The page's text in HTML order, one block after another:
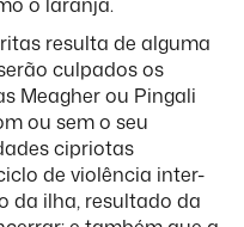
o laranja.
resulta de alguma
culpados os
Meagher ou Pingali
ou sem o seu
cipriotas
de violência inter-
da ilha, resultado da